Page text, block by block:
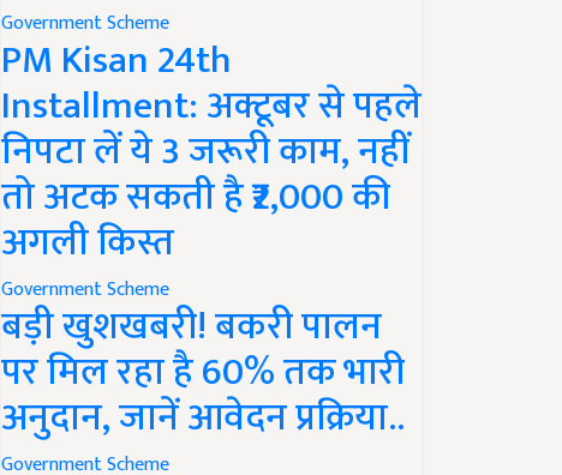
Government Scheme
PM Kisan 24th
Installment: अक्टूबर से पहले
निपटा लें ये 3 जरूरी काम, नहीं
तो अटक सकती है ₹2,000 की
अगली किस्त
Government Scheme
बड़ी खुशखबरी! बकरी पालन
पर मिल रहा है 60% तक भारी
अनुदान, जानें आवेदन प्रक्रिया..
Government Scheme